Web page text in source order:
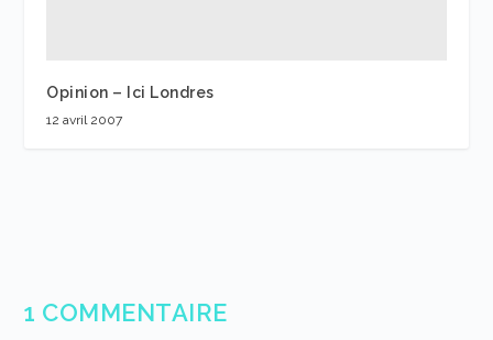
Opinion – Ici Londres
12 avril 2007
1 COMMENTAIRE